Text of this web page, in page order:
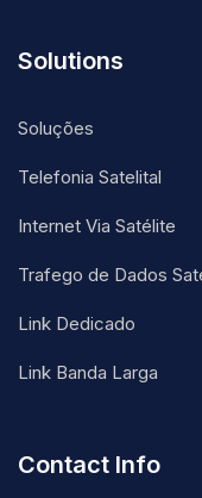
Solutions
Soluções
Telefonia Satelital
Internet Via Satélite
Trafego de Dados
Link Dedicado
Link Banda Larga
Contact Info